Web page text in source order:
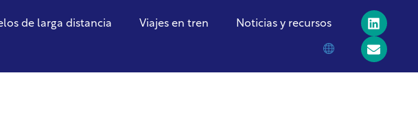
de larga distancia Viajes en tren Noticias y recursos